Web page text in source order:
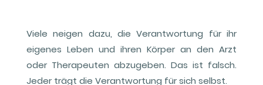
Viele neigen dazu, die Verantwortung für ihr
eigenes Leben und ihren Körper an den Arzt
oder Therapeuten abzugeben. Das ist falsch.
Jeder trägt die Verantwortung für sich selbst.